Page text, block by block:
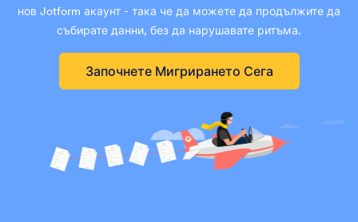
нов Jotform акаунт - така че да можете да продължите да
събирате данни, без да нарушавате ритъма.
Започнете Мигрирането Сега